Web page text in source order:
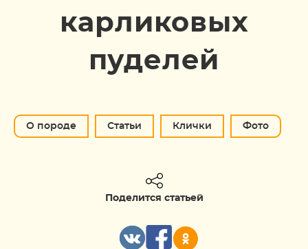
карликовых
пуделей
О породе Статьи Клички Фото
Поделится статьей